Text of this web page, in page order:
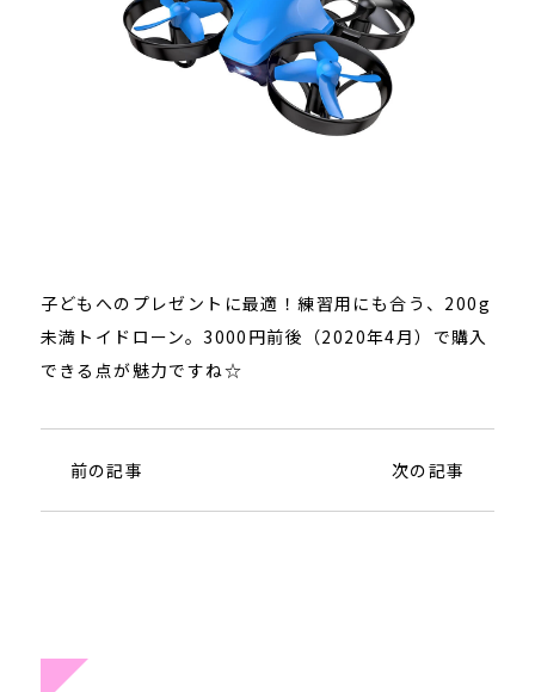
子どもへのプレゼントに最適！練習用にも合う、200g
未満トイドローン。3000円前後（2020年4月）で購入
できる点が魅力ですね☆
前の記事 次の記事